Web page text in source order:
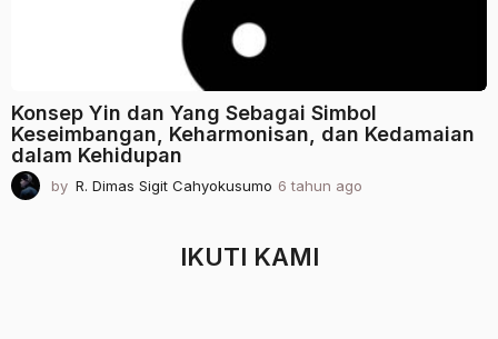
Konsep Yin dan Yang Sebagai Simbol
Keseimbangan, Keharmonisan, dan Kedamaian
dalam Kehidupan
by R. Dimas Sigit Cahyokusumo 6 tahun ago
IKUTI KAMI